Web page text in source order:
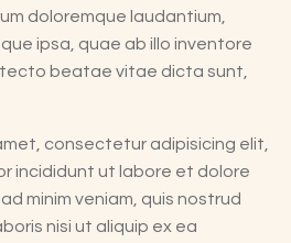
doloremque laudantium,
ipsa, quae ab illo inventore
beatae vitae dicta sunt,
consectetur adipisicing elit,
incididunt ut labore et dolore
minim veniam, quis nostrud
nisi ut aliquip ex ea